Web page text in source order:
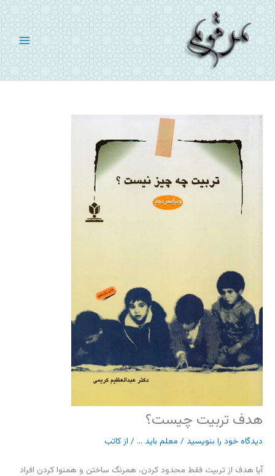
پرش
به
محتوا
هدف تربیت چیست؟
دیدگاه‌ خود را بنویسید / معلم باید ... / از کاتب
آیا هدف از تربیت فقط محدود کردن، همرنگ ساختن و همنوا کردن افراد